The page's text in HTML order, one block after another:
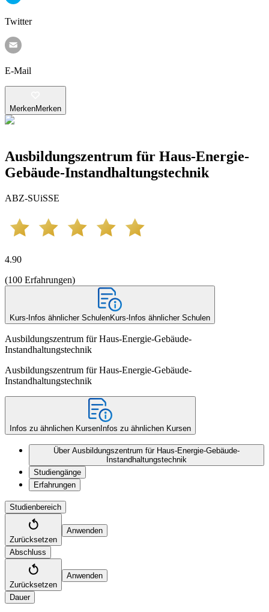
Twitter
E-Mail
MerkenMerken
Ausbildungszentrum für Haus-Energie-
Gebäude-Instandhaltungstechnik
ABZ-SUiSSE
4.90
(100 Erfahrungen)
Kurs-Infos ähnlicher SchulenKurs-Infos ähnlicher Schulen
Ausbildungszentrum für Haus-Energie-Gebäude-
Instandhaltungstechnik
Ausbildungszentrum für Haus-Energie-Gebäude-
Instandhaltungstechnik
Infos zu ähnlichen Kursen Infos zu ähnlichen Kursen
Über Ausbildungszentrum für Haus-Energie-Gebäude-
Instandhaltungstechnik
Studiengänge
Erfahrungen
Studienbereich
Zurücksetzen
Anwenden
Abschluss
Zurücksetzen
Anwenden
Dauer